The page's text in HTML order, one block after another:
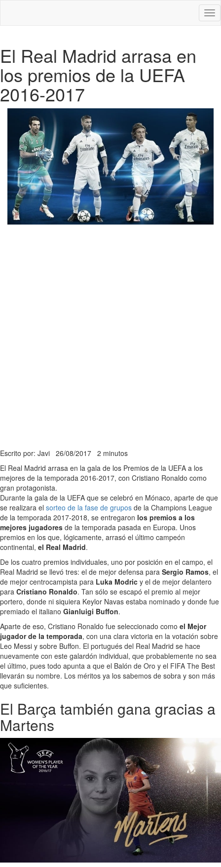
El Real Madrid arrasa en
los premios de la UEFA
2016-2017
Escrito por: Javi 26/08/2017 2 minutos
El Real Madrid arrasa en la gala de los Premios de la UEFA a los
mejores de la temporada 2016-2017, con Cristiano Ronaldo como
gran protagonista.
Durante la gala de la UEFA que se celebró en Mónaco, aparte de que
se realizara el sorteo de la fase de grupos de la Champions League
de la temporada 2017-2018, se entregaron los premios a los
mejores jugadores de la temporada pasada en Europa. Unos
premios en los que, lógicamente, arrasó el último campeón
continental, el Real Madrid.
De los cuatro premios individuales, uno por posición en el campo, el
Real Madrid se llevó tres: el de mejor defensa para Sergio Ramos, el
de mejor centrocampista para Luka Modric y el de mejor delantero
para Cristiano Ronaldo. Tan sólo se escapó el premio al mejor
portero, donde ni siquiera Keylor Navas estaba nominado y donde fue
premiado el italiano Gianluigi Buffon.
Aparte de eso, Cristiano Ronaldo fue seleccionado como el Mejor
jugador de la temporada, con una clara victoria en la votación sobre
Leo Messi y sobre Buffon. El portugués del Real Madrid se hace
nuevamente con este galardón individual, que probablemente no sea
el último, pues todo apunta a que el Balón de Oro y el FIFA The Best
llevarán su nombre. Los méritos ya los sabemos de sobra y son más
que suficientes.
El Barça también gana gracias a
Martens